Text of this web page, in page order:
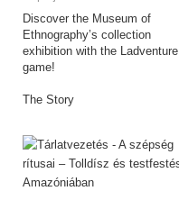
Discover the Museum of
Ethnography’s collection
exhibition with the Ladventure
game!
The Story
ago, there was a people—the
bearers of primal power—who
were able to seal this
otherworldly ancient power into